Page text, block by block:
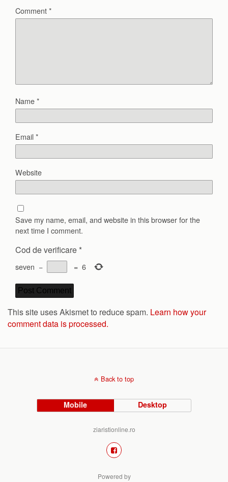
Comment*
Name*
Email*
Website
Save my name, email, and website in this browser for the
next time I comment.
Cod de verificare *
seven − = 6
This site uses Akismet to reduce spam. Learn how your
comment data is processed.
Back to top
Mobile Desktop
ziaristionline.ro
Powered by